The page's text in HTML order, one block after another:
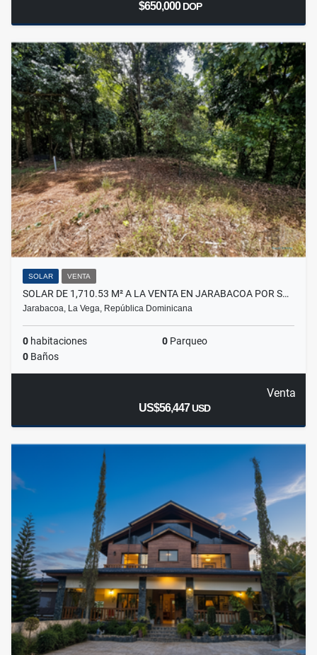
$650,000DOP
SOLAR VENTA
SOLAR DE 1,710.53 M² A LA VENTA EN JARABACOA POR S…
Jarabacoa, La Vega, República Dominicana
0 habitaciones 0 Parqueo
0 Baños
Venta
US$56,447USD